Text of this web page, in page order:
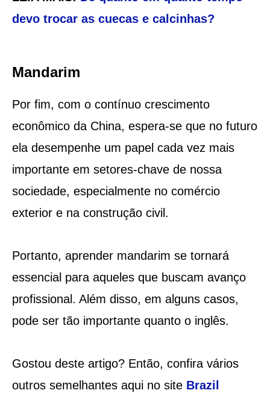
devo trocar as cuecas e calcinhas?
Mandarim
Por fim, com o contínuo crescimento
econômico da China, espera-se que no futuro
ela desempenhe um papel cada vez mais
importante em setores-chave de nossa
sociedade, especialmente no comércio
exterior e na construção civil.
Portanto, aprender mandarim se tornará
essencial para aqueles que buscam avanço
profissional. Além disso, em alguns casos,
pode ser tão importante quanto o inglês.
Gostou deste artigo? Então, confira vários
outros semelhantes aqui no site Brazil